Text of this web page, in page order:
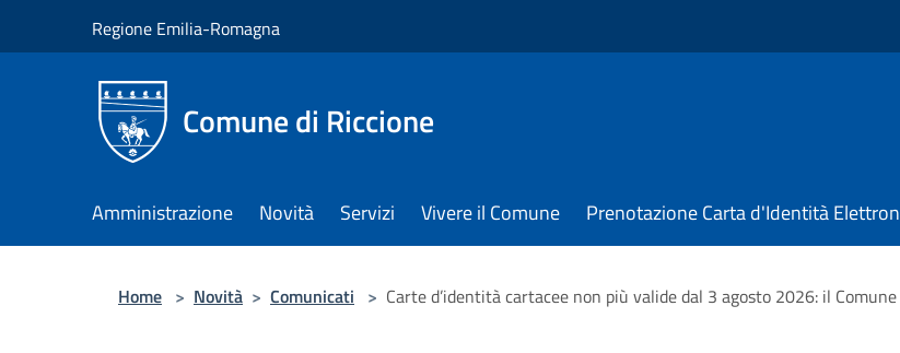
Regione Emilia-Romagna
Comune di Riccione
Amministrazione Novità Servizi Vivere il Comune Prenotazione Carta d'Identità
Home > Novità > Comunicati > Carte d’identità cartacee non più valide dal 3 agosto 2026: il